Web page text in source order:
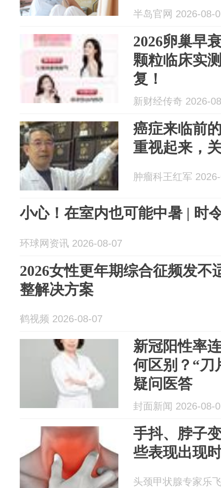
半岛官网 2026-08-
2026卵巢早
颗粒临床实
复！
新财经传奇 2026-
癌症来临前
重视起来，
肿瘤科王红军
小心！在室内也可能中暑 | 时
环球网资讯 2026-08-07
2026女性更年期综合征频发不
整解决方案
鹤视频 2026-08-07
新冠阳性率
何区别？“刀
疑问医答
封面新闻 2026-08-
手抖、脖子
些表现出现
头颈甲状腺专家乐